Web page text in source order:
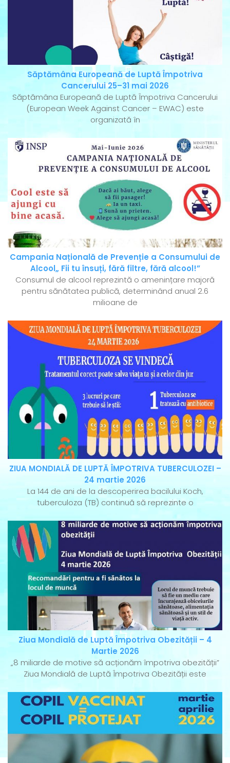
Săptămâna Europeană de Luptă Împotriva
Cancerului 25–31 mai 2026
Săptămâna Europeană de Luptă Împotriva Cancerului
(European Week Against Cancer – EWAC) este
organizată în
Campania Națională de Prevenție a Consumului de
Alcool„ Fii tu însuți, fără filtre, fără alcool!”
Consumul de alcool reprezintă o amenințare majoră
pentru sănătatea publică, determinând anual 2.6
milioane de
ZIUA MONDIALĂ DE LUPTĂ ÎMPOTRIVA TUBERCULOZEI –
24 martie 2026
La 144 de ani de la descoperirea bacilului Koch,
tuberculoza (TB) continuă să reprezinte o
Ziua Mondială de Luptă Împotriva Obezității – 4
Martie 2026
„8 miliarde de motive să acționăm împotriva obezității”
Ziua Mondială de Luptă Împotriva Obezității este